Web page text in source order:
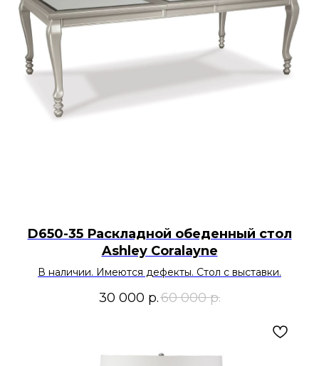
D650-35 Раскладной обеденный стол
Ashley Coralayne
В наличии. Имеются дефекты. Стол с выставки.
30 000 р.60 000 р.